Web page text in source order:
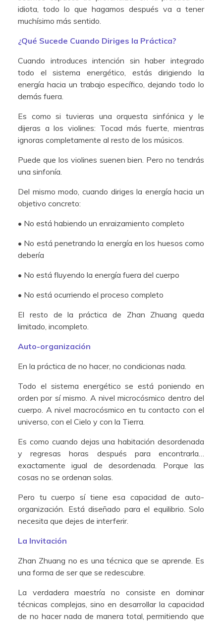
idiota, todo lo que hagamos después va a tener
muchísimo más sentido.
¿Qué Sucede Cuando Diriges la Práctica?
Cuando introduces intención sin haber integrado
todo el sistema energético, estás dirigiendo la
energía hacia un trabajo específico, dejando todo lo
demás fuera.
Es como si tuvieras una orquesta sinfónica y le
dijeras a los violines: Tocad más fuerte, mientras
ignoras completamente al resto de los músicos.
Puede que los violines suenen bien. Pero no tendrás
una sinfonía.
Del mismo modo, cuando diriges la energía hacia un
objetivo concreto:
• No está habiendo un enraizamiento completo
• No está penetrando la energía en los huesos como
debería
• No está fluyendo la energía fuera del cuerpo
• No está ocurriendo el proceso completo
El resto de la práctica de Zhan Zhuang queda
limitado, incompleto.
Auto-organización
En la práctica de no hacer, no condicionas nada.
Todo el sistema energético se está poniendo en
orden por sí mismo. A nivel microcósmico dentro del
cuerpo. A nivel macrocósmico en tu contacto con el
universo, con el Cielo y con la Tierra.
Es como cuando dejas una habitación desordenada
y regresas horas después para encontrarla…
exactamente igual de desordenada. Porque las
cosas no se ordenan solas.
Pero tu cuerpo sí tiene esa capacidad de auto-
organización. Está diseñado para el equilibrio. Solo
necesita que dejes de interferir.
La Invitación
Zhan Zhuang no es una técnica que se aprende. Es
una forma de ser que se redescubre.
La verdadera maestría no consiste en dominar
técnicas complejas, sino en desarrollar la capacidad
de no hacer nada de manera total, permitiendo que